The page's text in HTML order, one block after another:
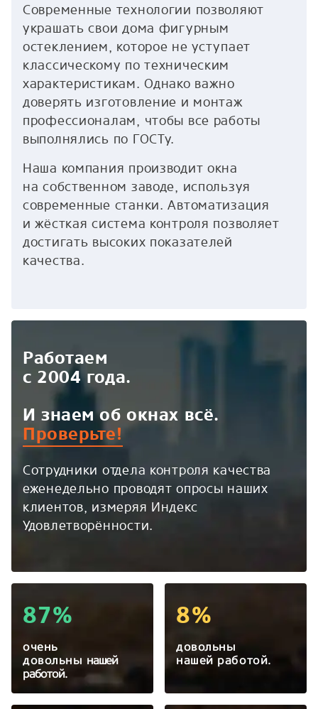
Современные технологии позволяют
украшать свои дома фигурным
остеклением, которое не уступает
классическому по техническим
характеристикам. Однако важно
доверять изготовление и монтаж
профессионалам, чтобы все работы
выполнялись по ГОСТу.
Наша компания производит окна
на собственном заводе, используя
современные станки. Автоматизация
и жёсткая система контроля позволяет
достигать высоких показателей
качества.
Работаем
с 2004 года.
И знаем об окнах всё.
Проверьте!
Сотрудники отдела контроля качества
еженедельно проводят опросы наших
клиентов, измеряя Индекс
Удовлетворённости.
87%
очень
довольны нашей
работой.
8%
довольны
нашей работой.